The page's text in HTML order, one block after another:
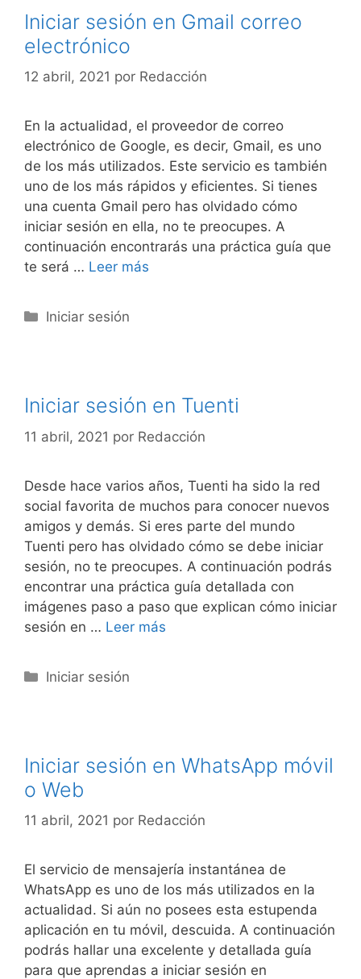
Iniciar sesión en Gmail correo
electrónico
12 abril, 2021 por Redacción
En la actualidad, el proveedor de correo
electrónico de Google, es decir, Gmail, es uno
de los más utilizados. Este servicio es también
uno de los más rápidos y eficientes. Si tienes
una cuenta Gmail pero has olvidado cómo
iniciar sesión en ella, no te preocupes. A
continuación encontrarás una práctica guía que
te será … Leer más
Categorías
Iniciar sesión
Iniciar sesión en Tuenti
11 abril, 2021 por Redacción
Desde hace varios años, Tuenti ha sido la red
social favorita de muchos para conocer nuevos
amigos y demás. Si eres parte del mundo
Tuenti pero has olvidado cómo se debe iniciar
sesión, no te preocupes. A continuación podrás
encontrar una práctica guía detallada con
imágenes paso a paso que explican cómo iniciar
sesión en … Leer más
Categorías
Iniciar sesión
Iniciar sesión en WhatsApp móvil
o Web
11 abril, 2021 por Redacción
El servicio de mensajería instantánea de
WhatsApp es uno de los más utilizados en la
actualidad. Si aún no posees esta estupenda
aplicación en tu móvil, descuida. A continuación
podrás hallar una excelente y detallada guía
para que aprendas a iniciar sesión en